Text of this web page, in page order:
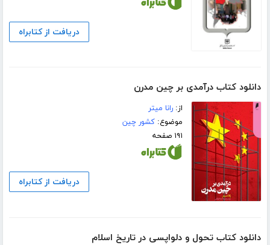
دریافت از کتابراه
دانلود کتاب درآمدی بر چین مدرن
از:رانا میتر
موضوع:کشور چین
۱۹۱ صفحه
دریافت از کتابراه
دانلود کتاب تحول و دلواپسی در تاریخ اسلام